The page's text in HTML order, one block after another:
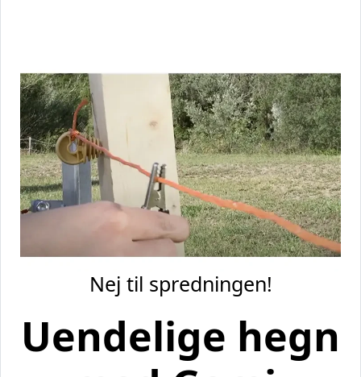
Nej til spredningen!
Uendelige hegn